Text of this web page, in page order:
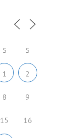
S S
1 2
8 9
15 16